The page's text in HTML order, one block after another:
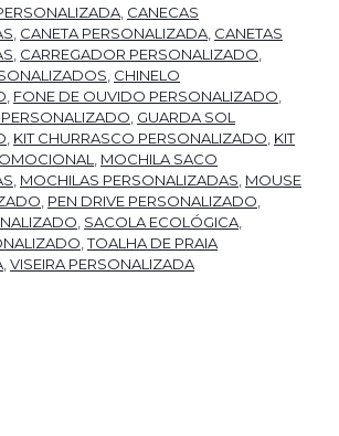
, CANECAS
, CANETA PERSONALIZADA, CANETAS
, CARREGADOR PERSONALIZADO,
, CHINELO
, FONE DE OUVIDO PERSONALIZADO,
, GUARDA SOL
, KIT CHURRASCO PERSONALIZADO, KIT
, MOCHILA SACO
, MOCHILAS PERSONALIZADAS, MOUSE
, PEN DRIVE PERSONALIZADO,
, SACOLA ECOLÓGICA,
,TOALHA DE PRAIA
,VISEIRA PERSONALIZADA